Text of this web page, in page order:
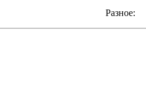
Разное: